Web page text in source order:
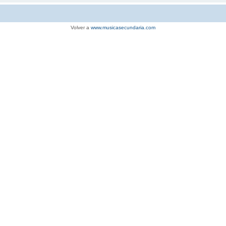
Volver a www.musicasecundaria.com